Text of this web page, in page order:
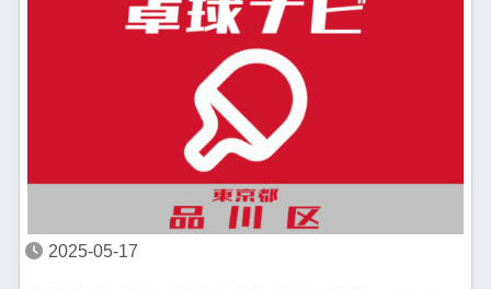
2025-05-17